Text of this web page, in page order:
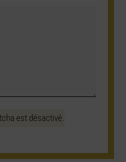
est désactivé.